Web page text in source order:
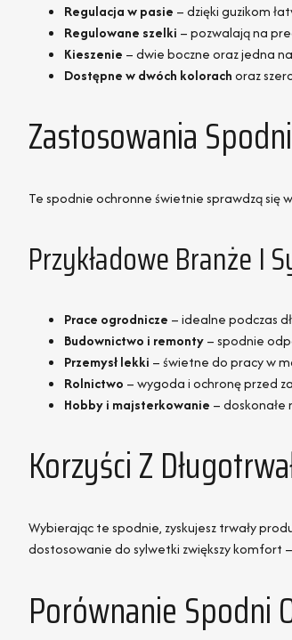
Regulacja w pasie – dzięki guzikom
Regulowane szelki – pozwalają na
Kieszenie – dwie boczne oraz jedna
Dostępne w dwóch kolorachoraz
Zastosowania
Te spodnie ochronne świetnie sprawdzą się
Przykładowe Branże I
Prace ogrodnicze – idealne podczas
Budownictwo i remonty– spodnie
Przemysł lekki – świetne do pracy w
Rolnictwo – wygoda i ochronę przed
Hobby i majsterkowanie –
Korzyści Z
Wybierając te spodnie, zyskujesz trwały
dostosowanie do sylwetki zwiększy komfort
Porównanie Spodni